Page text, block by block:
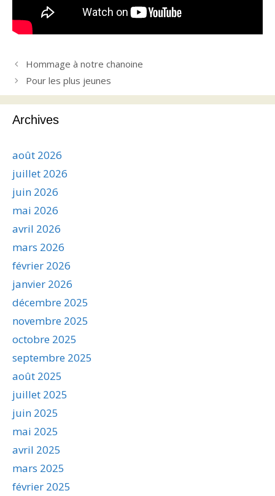
Hommage à notre chanoine
Pour les plus jeunes
Archives
août 2026
juillet 2026
juin 2026
mai 2026
avril 2026
mars 2026
février 2026
janvier 2026
décembre 2025
novembre 2025
octobre 2025
septembre 2025
août 2025
juillet 2025
juin 2025
mai 2025
avril 2025
mars 2025
février 2025